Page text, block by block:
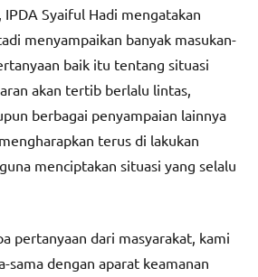
IPDA Syaiful Hadi mengatakan
menyampaikan banyak masukan-
baik itu tentang situasi
akan tertib berlalu lintas,
berbagai penyampaian lainnya
terus di lakukan
menciptakan situasi yang selalu
pertanyaan dari masyarakat, kami
sama dengan aparat keamanan